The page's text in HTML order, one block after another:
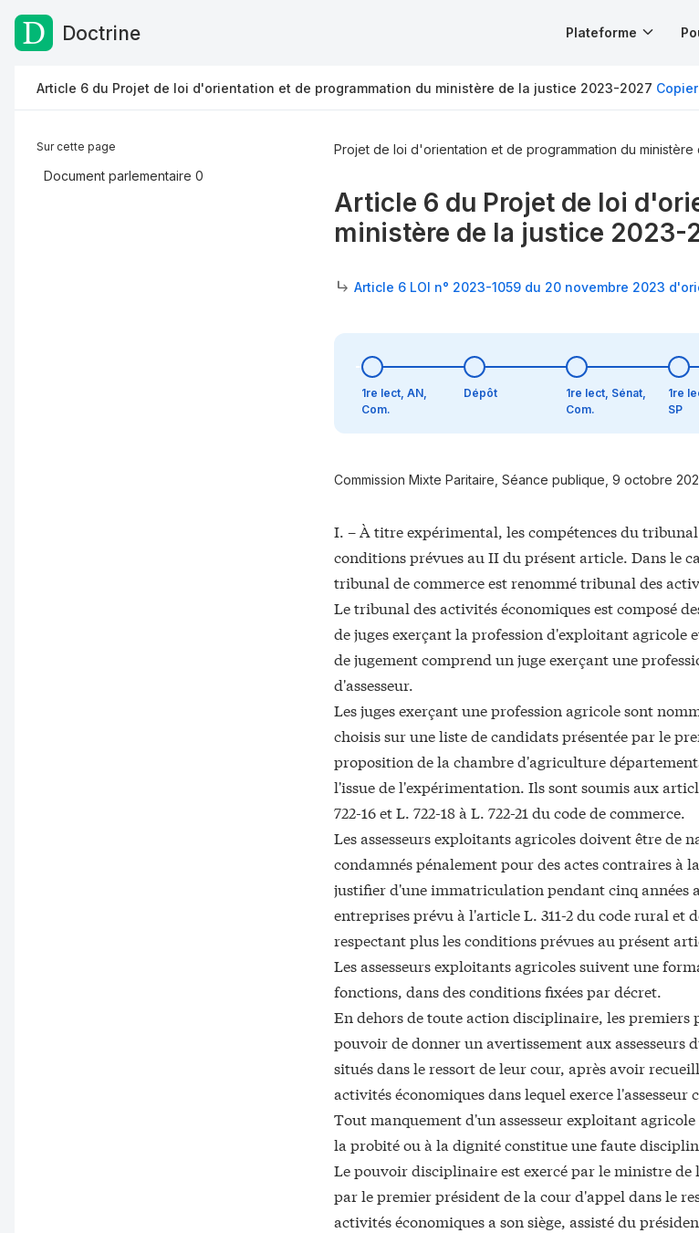
Passer au contenu
Doctrine Plateforme
Article 6 du Projet de loi d'orientation et de programmation du ministère de la justice 2023-2027 Copier
Sur cette page
Document parlementaire 0
Projet de loi d'orientation et de programmation du ministère
Article 6 du Projet de loi
ministère de la justice 2023-
Article 6 LOI n° 2023-1059 du 20 novembre 2023
1re lect, AN,
Com.
Dépôt
1re lect, Sénat,
Com.
1re
SP
Commission Mixte Paritaire, Séance publique, 9 octobre
I. – À titre expérimental, les compétences du
conditions prévues au II du présent article. Dans le
tribunal de commerce est renommé tribunal des
Le tribunal des activités économiques est composé
de juges exerçant la profession d'exploitant
de jugement comprend un juge exerçant une
d'assesseur.
Les juges exerçant une profession agricole sont
choisis sur une liste de candidats présentée par le
proposition de la chambre d'agriculture
l'issue de l'expérimentation. Ils sont soumis aux
722-16 et L. 722-18 à L. 722-21 du code de commerce.
Les assesseurs exploitants agricoles doivent être de
condamnés pénalement pour des actes contraires à
justifier d'une immatriculation pendant cinq années
entreprises prévu à l'article L. 311-2 du code rural et
respectant plus les conditions prévues au présent
Les assesseurs exploitants agricoles suivent une
fonctions, dans des conditions fixées par décret.
En dehors de toute action disciplinaire, les premiers
pouvoir de donner un avertissement aux assesseurs
situés dans le ressort de leur cour, après avoir
activités économiques dans lequel exerce l'assesseur
Tout manquement d'un assesseur exploitant
la probité ou à la dignité constitue une faute
Le pouvoir disciplinaire est exercé par le ministre de
par le premier président de la cour d'appel dans le
activités économiques a son siège, assisté du